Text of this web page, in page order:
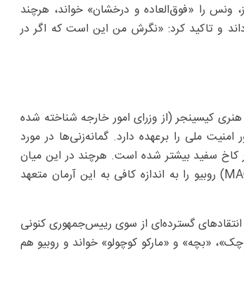
ونس را «فوق‌العاده و درخشان» خواند، هرچند
و تاکید کرد: «نگرش من این است که اگر در
کیسینجر (از وزرای امور خارجه شناخته شده
ملی را برعهده دارد. گمانه‌زنی‌ها در مورد
روبه گسترش او در کاخ سفید بیشتر شده است. هرچند در این میان
طرفداران ترامپ و وفاداران به شعار «عظمت را به آمریکا بازگردان» (MAGA) روبیو را به اندازه کافی به این آرمان متعهد
است که روبیو به عنوان رقیب ترامپ در سال ۲۰۱۶ مورد انتقادهای گسترده‌ای از سوی رییس‌جمهوری کنونی
«بچه» و «مارکو کوچولو» خواند و روبیو هم